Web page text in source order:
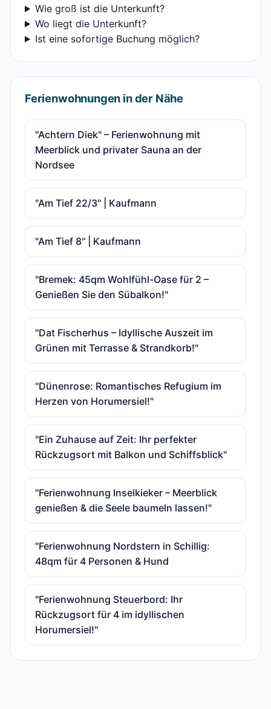
Wie groß ist die Unterkunft?
Wo liegt die Unterkunft?
Ist eine sofortige Buchung möglich?
Ferienwohnungen in der Nähe
"Achtern Diek" – Ferienwohnung mit
Meerblick und privater Sauna an der
Nordsee
"Am Tief 22/3" | Kaufmann
"Am Tief 8" | Kaufmann
"Bremek: 45qm Wohlfühl-Oase für 2 –
Genießen Sie den Sübalkon!"
"Dat Fischerhus – Idyllische Auszeit im
Grünen mit Terrasse & Strandkorb!"
"Dünenrose: Romantisches Refugium im
Herzen von Horumersiel!"
"Ein Zuhause auf Zeit: Ihr perfekter
Rückzugsort mit Balkon und Schiffsblick"
"Ferienwohnung Inselkieker – Meerblick
genießen & die Seele baumeln lassen!"
"Ferienwohnung Nordstern in Schillig:
48qm für 4 Personen & Hund
"Ferienwohnung Steuerbord: Ihr
Rückzugsort für 4 im idyllischen
Horumersiel!"